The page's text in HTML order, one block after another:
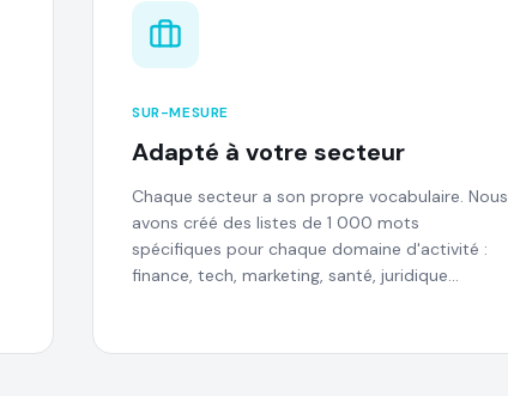
SUR-MESURE
Adapté à votre secteur
Chaque secteur a son propre vocabulaire. Nous
avons créé des listes de 1 000 mots
spécifiques pour chaque domaine d'activité :
finance, tech, marketing, santé, juridique…